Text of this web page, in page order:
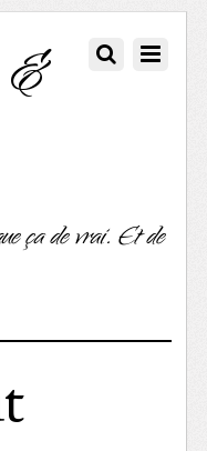
ça de vrai. Et de